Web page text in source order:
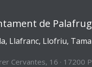
de
Llafranc, Llofriu,
Cervantes, 16 · 17200